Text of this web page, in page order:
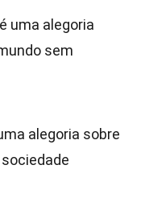
uma alegoria
sem
alegoria sobre